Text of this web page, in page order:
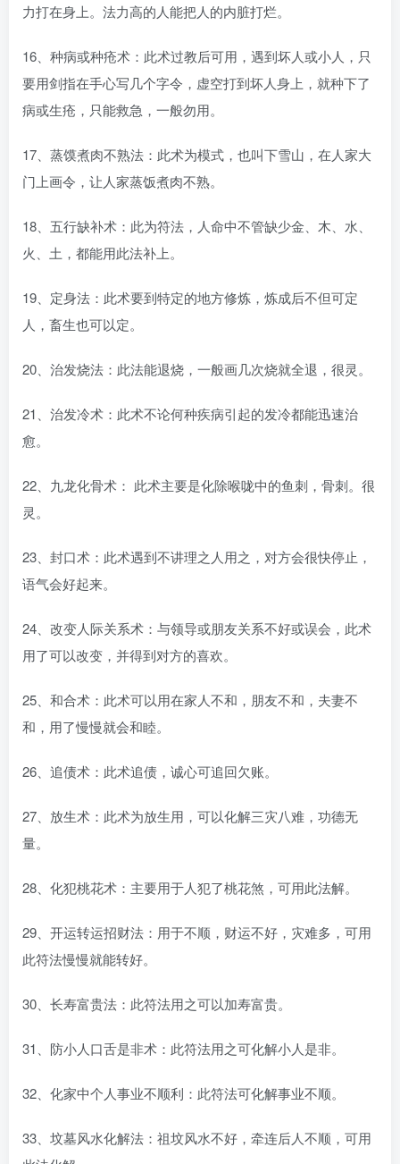
力打在身上。法力高的人能把人的内脏打烂。
16、种病或种疮术：此术过教后可用，遇到坏人或小人，只
要用剑指在手心写几个字令，虚空打到坏人身上，就种下了
病或生疮，只能救急，一般勿用。
17、蒸馍煮肉不熟法：此术为模式，也叫下雪山，在人家大
门上画令，让人家蒸饭煮肉不熟。
18、五行缺补术：此为符法，人命中不管缺少金、木、水、
火、土，都能用此法补上。
19、定身法：此术要到特定的地方修炼，炼成后不但可定
人，畜生也可以定。
20、治发烧法：此法能退烧，一般画几次烧就全退，很灵。
21、治发冷术：此术不论何种疾病引起的发冷都能迅速治
愈。
22、九龙化骨术： 此术主要是化除喉咙中的鱼刺，骨刺。很
灵。
23、封口术：此术遇到不讲理之人用之，对方会很快停止，
语气会好起来。
24、改变人际关系术：与领导或朋友关系不好或误会，此术
用了可以改变，并得到对方的喜欢。
25、和合术：此术可以用在家人不和，朋友不和，夫妻不
和，用了慢慢就会和睦。
26、追债术：此术追债，诚心可追回欠账。
27、放生术：此术为放生用，可以化解三灾八难，功德无
量。
28、化犯桃花术：主要用于人犯了桃花煞，可用此法解。
29、开运转运招财法：用于不顺，财运不好，灾难多，可用
此符法慢慢就能转好。
30、长寿富贵法：此符法用之可以加寿富贵。
31、防小人口舌是非术：此符法用之可化解小人是非。
32、化家中个人事业不顺利：此符法可化解事业不顺。
33、坟墓风水化解法：祖坟风水不好，牵连后人不顺，可用